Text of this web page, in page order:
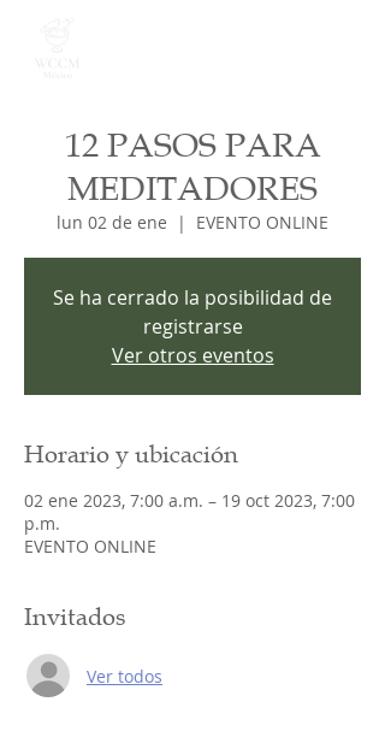
12 PASOS PARA
MEDITADORES
lun 02 de ene
  |
EVENTO ONLINE
Se ha cerrado la posibilidad de
registrarse
Ver otros eventos
Horario y ubicación
02 ene 2023, 7:00 a.m. – 19 oct 2023, 7:00
p.m.
EVENTO ONLINE
Invitados
Ver todos